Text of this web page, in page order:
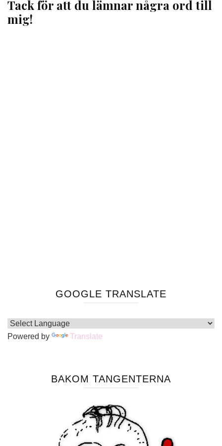
Tack för att du lämnar några ord till
mig!
GOOGLE TRANSLATE
Powered by Translate
BAKOM TANGENTERNA